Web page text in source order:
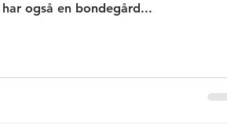
også en bondegård...